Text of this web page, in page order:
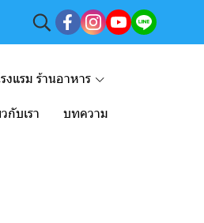
งแรม ร้านอาหาร
กับเรา บทความ